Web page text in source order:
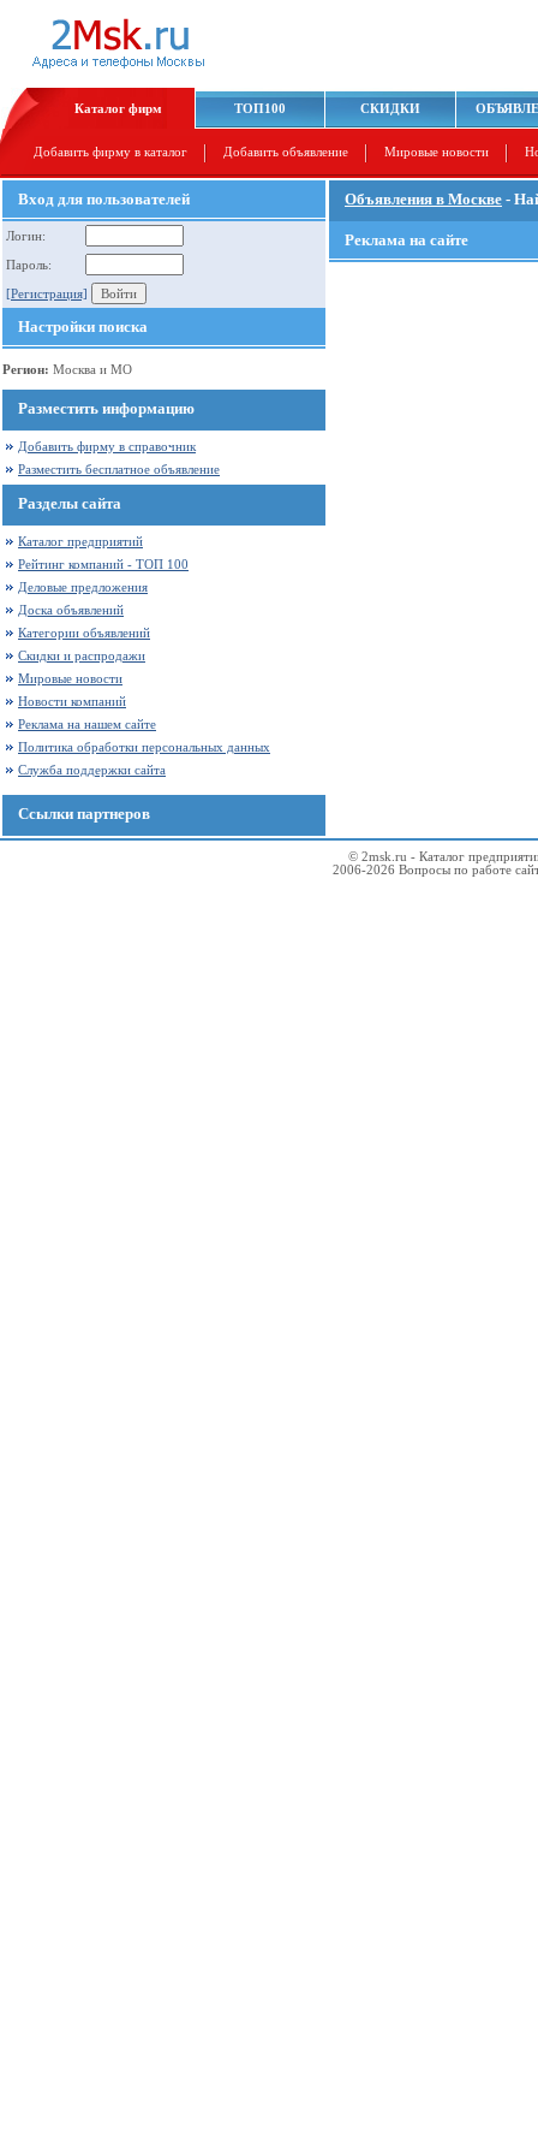
Каталог фирм ТОП100 СКИДКИ
Добавить фирму в каталог Добавить объявление Мировые новости
Вход для пользователей
Логин:
Пароль:
[Регистрация]
Настройки поиска
Регион: Москва и МО
Разместить информацию
Добавить фирму в справочник
Разместить бесплатное объявление
Разделы сайта
Каталог предприятий
Рейтинг компаний - ТОП 100
Деловые предложения
Доска объявлений
Категории объявлений
Скидки и распродажи
Мировые новости
Новости компаний
Реклама на нашем сайте
Политика обработки персональных данных
Служба поддержки сайта
Ссылки партнеров
Объявления в Москве -
Реклама на сайте
© 2msk.ru - Каталог
2006-2026 Вопросы по работе